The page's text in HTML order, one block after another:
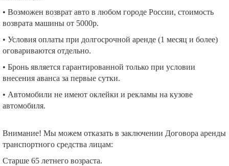
• Возможен возврат авто в любом городе России, стоимость
возврата машины от 5000р.
• Условия оплаты при долгосрочной аренде (1 месяц и более)
оговариваются отдельно.
• Бронь является гарантированной только при условии
внесения аванса за первые сутки.
• Автомобили не имеют оклейки и рекламы на кузове
автомобиля.
Внимание! Мы можем отказать в заключении Договора аренды
транспортного средства лицам:
Старше 65 летнего возраста.